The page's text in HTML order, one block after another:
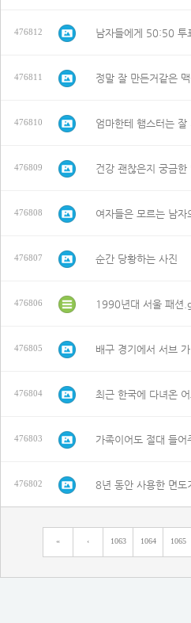
476812 남자들에게 50:50 투
476811 정말 잘 만든거같은
476810 엄마한테 햄스터는
476809 건강 괜찮은지 궁금한
476808 여자들은 모르는 남자
476807 순간 당황하는 사진
476806 1990년대 서울 패션
476805 배구 경기에서 서브
476804 최근 한국에 다녀온
476803 가족이어도 절대 들
476802 8년 동안 사용한 면도
« ‹ 1063 1064 1065